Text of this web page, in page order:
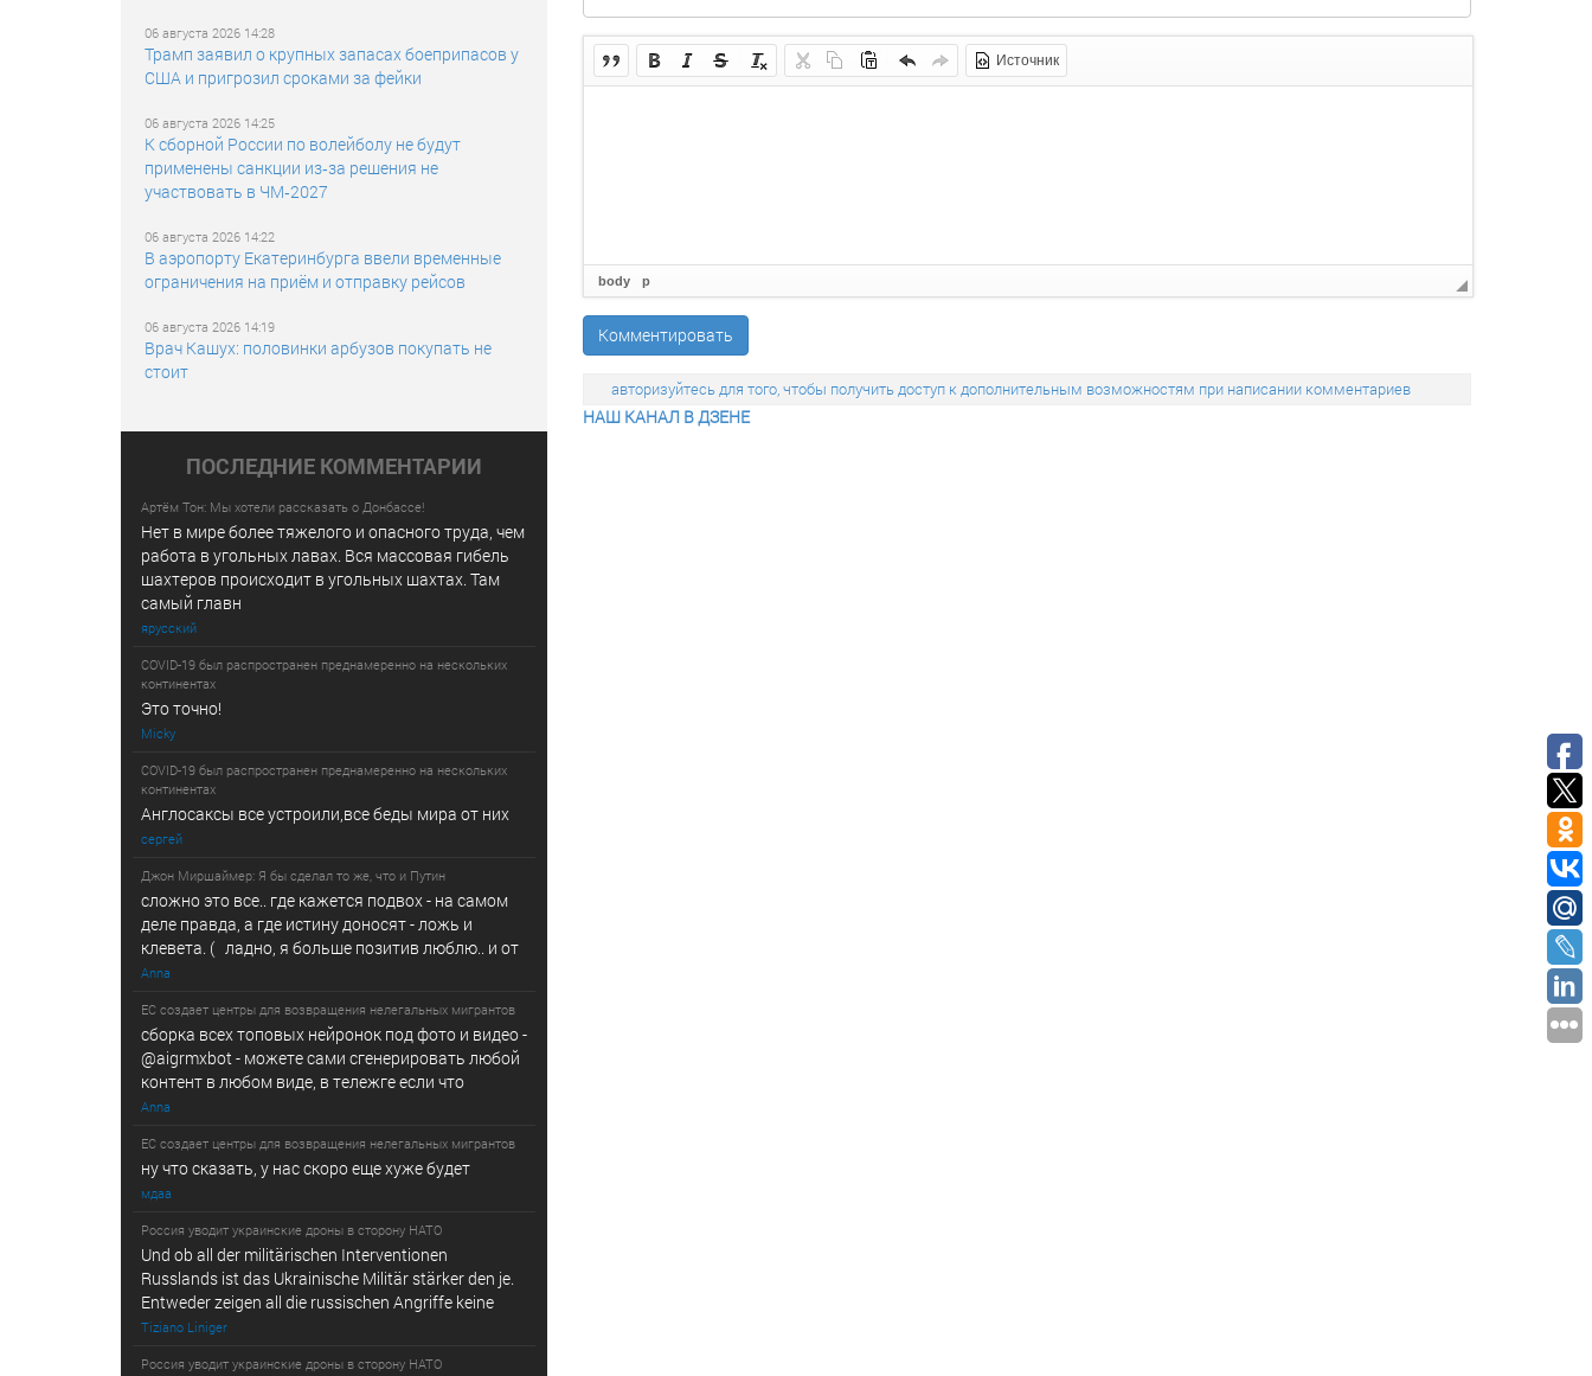
06 августа 2026 14:28
Трамп заявил о крупных запасах боеприпасов у
США и пригрозил сроками за фейки
06 августа 2026 14:25
К сборной России по волейболу не будут
применены санкции из‑за решения не
участвовать в ЧМ‑2027
06 августа 2026 14:22
В аэропорту Екатеринбурга ввели временные
ограничения на приём и отправку рейсов
06 августа 2026 14:19
Врач Кашух: половинки арбузов покупать не
стоит
ПОСЛЕДНИE КОММЕНТАРИИ
Артём Тон: Мы хотели рассказать о Донбассе!
Нет в мире более тяжелого и опасного труда, чем
работа в угольных лавах. Вся массовая гибель
шахтеров происходит в угольных шахтах. Там
самый главн
ярусский
COVID-19 был распространен преднамеренно на нескольких
континентах
Это точно!
Micky
COVID-19 был распространен преднамеренно на нескольких
континентах
Англосаксы все устроили,все беды мира от них
сергей
Джон Миршаймер: Я бы сделал то же, что и Путин
сложно это все.. где кажется подвох - на самом
деле правда, а где истину доносят - ложь и
клевета. ( ладно, я больше позитив люблю.. и от
Anna
ЕС создает центры для возвращения нелегальных мигрантов
сборка всех топовых нейронок под фото и видео -
@­a­i­­gr­mx­b­­o­t - можете сами сгенерировать любой
контент в любом виде, в т­ележг­е е­сл­и ч­то
Anna
ЕС создает центры для возвращения нелегальных мигрантов
ну что сказать, у нас скоро еще хуже будет
мдаа
Россия уводит украинские дроны в сторону НАТО
Und ob all der militärischen Interventionen
Russlands ist das Ukrainische Militär stärker den je.
Entweder zeigen all die russischen Angriffe keine
Tiziano Liniger
Россия уводит украинские дроны в сторону НАТО
Источник
body p
Комментировать
авторизуйтесь для того, чтобы получить доступ к дополнительным возможностям при написании комментариев
НАШ КАНАЛ В ДЗЕНЕ